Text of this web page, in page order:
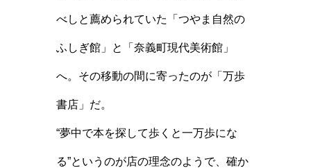
べしと薦められていた「つやま自然の
ふしぎ館」と「奈義町現代美術館」
へ。その移動の間に寄ったのが「万歩
書店」だ。
“夢中で本を探して歩くと一万歩にな
る”というのが店の理念のようで、確か